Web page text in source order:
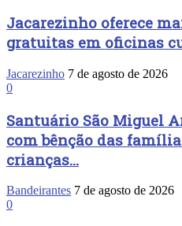
Jacarezinho oferece
gratuitas em oficinas
Jacarezinho 7 de agosto de 2026
0
Santuário São Miguel
com bênção das
crianças...
Bandeirantes 7 de agosto de 2026
0